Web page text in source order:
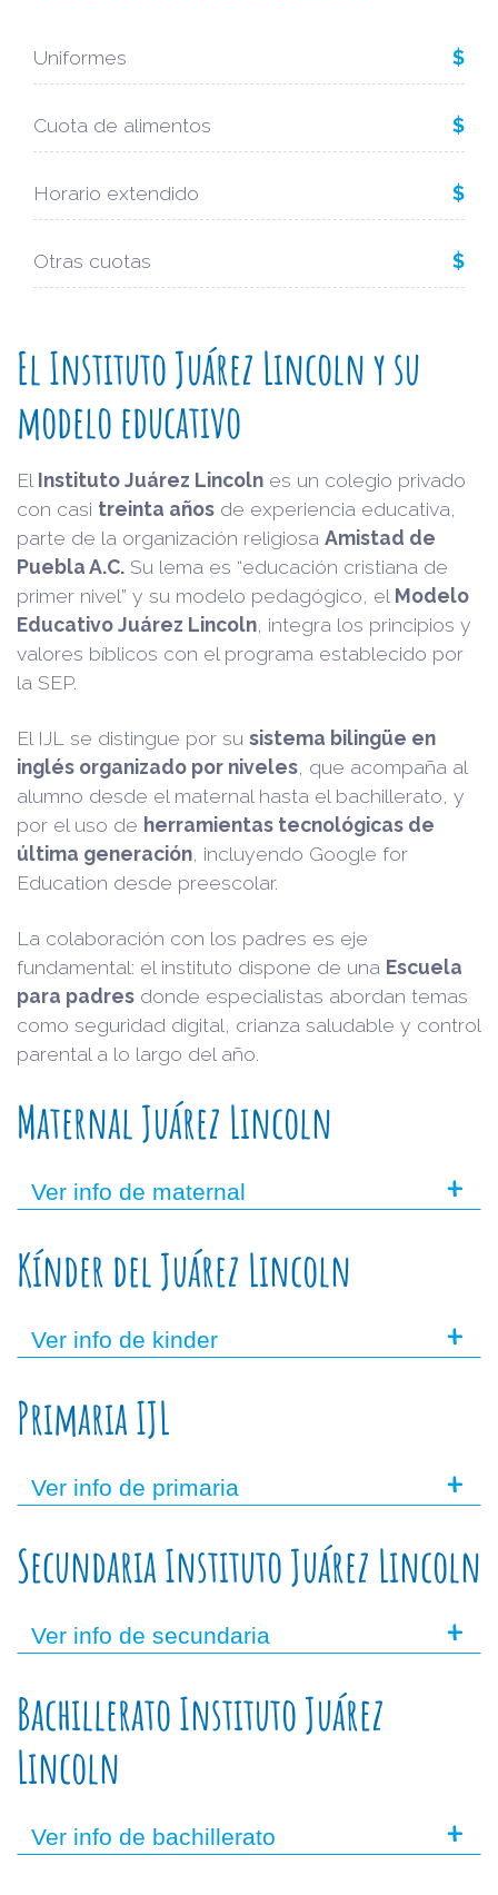
Uniformes $
Cuota de alimentos $
Horario extendido $
Otras cuotas $
El Instituto Juárez Lincoln y su
modelo educativo
El Instituto Juárez Lincoln es un colegio privado
con casi treinta años de experiencia educativa,
parte de la organización religiosa Amistad de
Puebla A.C. Su lema es “educación cristiana de
primer nivel” y su modelo pedagógico, el Modelo
Educativo Juárez Lincoln , integra los principios y
valores bíblicos con el programa establecido por
la SEP.
El IJL se distingue por su sistema bilingüe en
inglés organizado por niveles , que acompaña al
alumno desde el maternal hasta el bachillerato, y
por el uso de herramientas tecnológicas de
última generación , incluyendo Google for
Education desde preescolar.
La colaboración con los padres es eje
fundamental: el instituto dispone de una Escuela
para padres donde especialistas abordan temas
como seguridad digital, crianza saludable y control
parental a lo largo del año.
Maternal Juárez Lincoln
Ver info de maternal +
Kínder del Juárez Lincoln
Ver info de kinder +
Primaria IJL
Ver info de primaria +
Secundaria Instituto Juárez Lincoln
Ver info de secundaria +
Bachillerato Instituto Juárez
Lincoln
Ver info de bachillerato +